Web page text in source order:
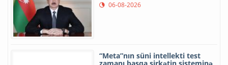
06-08-2026
“Meta”nın süni intellekti test